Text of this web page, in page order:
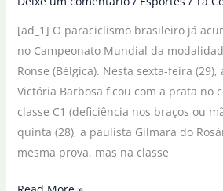
[ad_1] O paraciclismo brasileiro já
no Campeonato Mundial da
Ronse (Bélgica). Nesta sexta-feira (29),
Victória Barbosa ficou com a prata no
classe C1 (deficiência nos braços ou
quinta (28), a paulista Gilmara do
mesma prova, mas na classe